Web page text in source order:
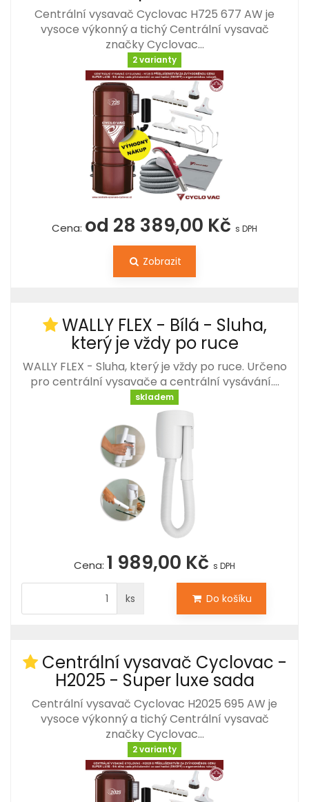
Centrální vysavač Cyclovac H725 677 AW je
vysoce výkonný a tichý Centrální vysavač
značky Cyclovac…
2 varianty
Cena: od 28 389,00 Kč s DPH
Zobrazit
WALLY FLEX - Bílá - Sluha,
který je vždy po ruce
WALLY FLEX - Sluha, který je vždy po ruce. Určeno
pro centrální vysavače a centrální vysávání.…
skladem
Cena: 1 989,00 Kč s DPH
ks Do košíku
Centrální vysavač Cyclovac -
H2025 - Super luxe sada
Centrální vysavač Cyclovac H2025 695 AW je
vysoce výkonný a tichý Centrální vysavač
značky Cyclovac…
2 varianty